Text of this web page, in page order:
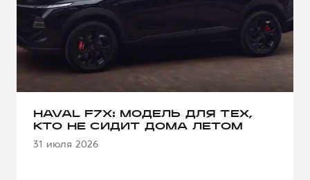
HAVAL F7X: МОДЕЛЬ ДЛЯ ТЕХ,
КТО НЕ СИДИТ ДОМА ЛЕТОМ
31 июля 2026